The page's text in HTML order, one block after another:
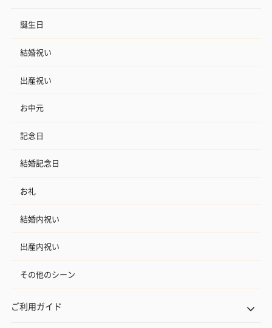
誕生日
結婚祝い
出産祝い
お中元
記念日
結婚記念日
お礼
結婚内祝い
出産内祝い
その他のシーン
ご利用ガイド